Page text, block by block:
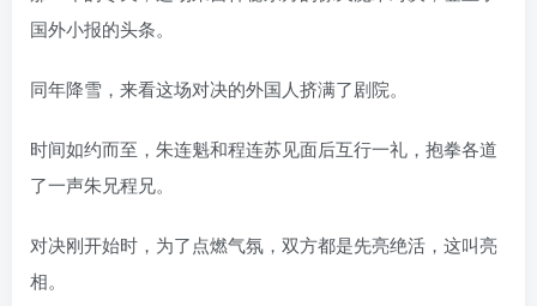
国外小报的头条。
同年降雪，来看这场对决的外国人挤满了剧院。
时间如约而至，朱连魁和程连苏见面后互行一礼，抱拳各道
了一声朱兄程兄。
对决刚开始时，为了点燃气氛，双方都是先亮绝活，这叫亮
相。